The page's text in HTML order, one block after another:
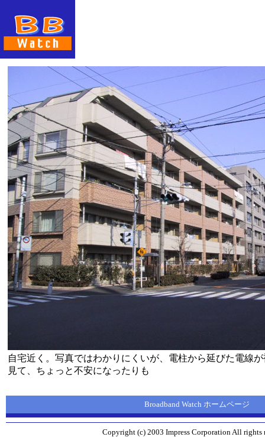
自宅近く。写真ではわかりにくいが、電柱から延びた電線
見て、ちょっと不安になったりも
Broadband Watch ホームページ
Copyright (c) 2003 Impress Corporation All rights